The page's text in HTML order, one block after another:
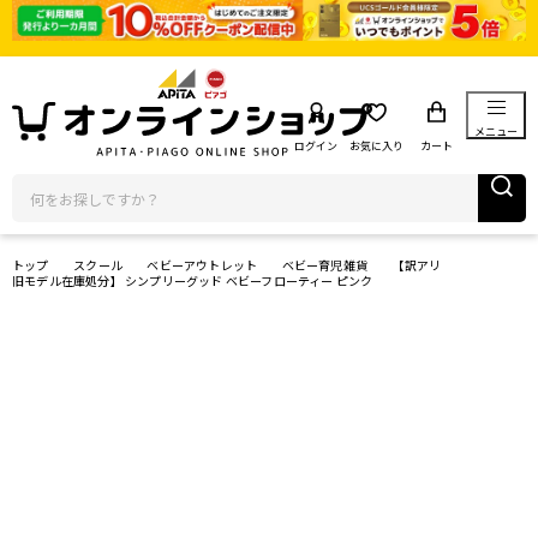
ログイン お気に入り カート
メニュー
トップ スクール ベビーアウトレット ベビー育児雑貨
【訳アリ
旧モデル在庫処分】 シンプリーグッド ベビーフローティー ピンク